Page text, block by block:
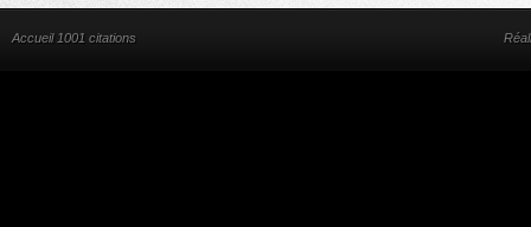
Accueil 1001 citations